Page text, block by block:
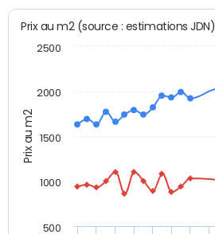
Prix au m2
Prix au m2 (source : estimations JDN)
500
1000
1500
2000
2500